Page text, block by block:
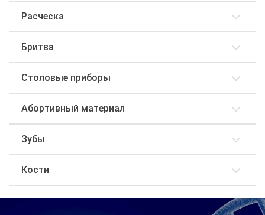
Расческа
Бритва
Столовые приборы
Абортивный материал
Зубы
Кости